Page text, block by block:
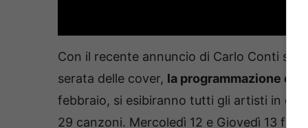
Con il recente annuncio di Carlo Conti
serata delle cover, la programmazione del
febbraio, si esibiranno tutti gli artisti in
29 canzoni. Mercoledì 12 e Giovedì 13